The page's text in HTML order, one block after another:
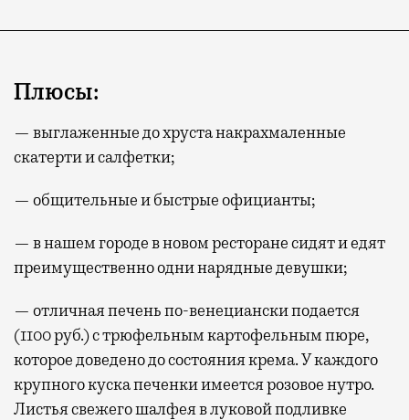
Плюсы:
— выглаженные до хруста накрахмаленные
скатерти и салфетки;
— общительные и быстрые официанты;
— в нашем городе в новом ресторане сидят и едят
преимущественно одни нарядные девушки;
— отличная печень по-венециански подается
(1100 руб.) с трюфельным картофельным пюре,
которое доведено до состояния крема. У каждого
крупного куска печенки имеется розовое нутро.
Листья свежего шалфея в луковой подливке